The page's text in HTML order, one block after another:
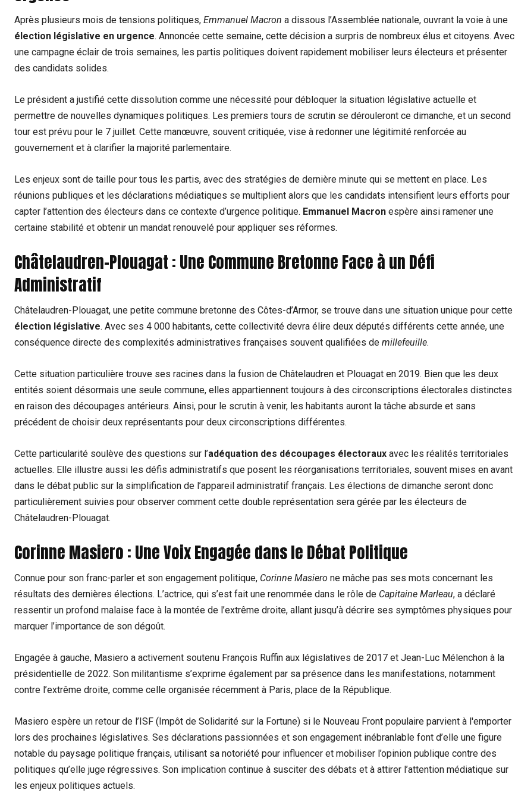
Après plusieurs mois de ⁤tensions politiques, Emmanuel Macron a dissous l’Assemblée ⁤nationale,​ ouvrant la voie‍ à une
élection législative en urgence. Annoncée cette‍ semaine, cette ‍décision a surpris de nombreux élus et citoyens. Avec
une campagne éclair⁣ de ‌trois semaines, les partis politiques doivent rapidement ‌mobiliser leurs électeurs et présenter
des candidats solides.
Le président a justifié cette dissolution comme une nécessité⁣ pour débloquer la situation législative actuelle et
⁣permettre‌ de nouvelles dynamiques politiques. Les ⁤premiers tours‍ de scrutin se dérouleront ‌ce‌ dimanche, ⁤et un second‌
tour est prévu ⁣pour⁢ le 7 juillet. Cette manœuvre, souvent critiquée, vise à redonner une⁢ légitimité ‌renforcée au
gouvernement​ et à clarifier la majorité parlementaire.
Les enjeux sont de taille pour⁣ tous les partis, avec des stratégies de​ dernière minute qui ⁢se mettent en place. Les‍
réunions publiques et les⁤ déclarations médiatiques ​se multiplient alors que ⁤les candidats intensifient leurs efforts pour
capter l’attention ⁣des électeurs dans ce contexte d’urgence politique. Emmanuel Macron espère ainsi ramener une
certaine stabilité ⁢et obtenir un‌ mandat renouvelé pour appliquer ses réformes.
Châtelaudren-Plouagat : Une Commune ⁤Bretonne⁢ Face à un Défi
Administratif
Châtelaudren-Plouagat, ⁢une‌ petite commune bretonne des Côtes-d’Armor, se trouve dans une ​situation unique pour cette
élection ⁢législative. Avec ses 4 000 habitants, cette collectivité devra⁢ élire deux députés différents cette année, une
conséquence directe des complexités administratives françaises souvent ​qualifiées de millefeuille.
Cette ‍situation particulière trouve ses​ racines dans la fusion de Châtelaudren‌ et ⁤Plouagat en 2019. Bien que les deux
entités soient désormais une seule commune, elles ‌appartiennent ⁢toujours à des circonscriptions ⁣électorales distinctes
en raison des découpages antérieurs. ​Ainsi, pour⁢ le scrutin à venir, les ‌habitants auront la ⁣tâche absurde ‍et sans
précédent de choisir deux représentants pour deux circonscriptions différentes.
Cette ⁤particularité⁣ soulève des questions ‍sur​ l’adéquation des découpages électoraux avec les réalités territoriales
actuelles. Elle illustre aussi les défis administratifs‍ que posent‌ les réorganisations territoriales, souvent mises en avant
dans ⁣le ‌débat public sur la simplification ‍de l’appareil administratif français. ⁣Les élections de dimanche seront donc
particulièrement suivies pour observer comment cette double représentation sera⁣ gérée par les électeurs de
Châtelaudren-Plouagat.
Corinne ⁢Masiero : Une Voix Engagée ⁢dans le Débat Politique
Connue pour ‌son franc-parler​ et son engagement politique, Corinne Masiero ne mâche pas ses mots concernant ⁤les
résultats des dernières élections. L’actrice, qui s’est fait une renommée dans le rôle de Capitaine Marleau, a déclaré
ressentir un​ profond‌ malaise face à la montée de l’extrême droite, allant jusqu’à décrire ses symptômes ⁣physiques pour
marquer l’importance‍ de son‍ dégoût.
Engagée à gauche, Masiero a ​activement soutenu François Ruffin aux législatives de 2017 et Jean-Luc Mélenchon à la
présidentielle de 2022. Son militantisme s’exprime également par sa présence dans les ​manifestations, notamment
contre l’extrême droite, comme celle⁣ organisée récemment à Paris, ​place de la République.
Masiero espère un retour de l’ISF (Impôt de Solidarité sur la Fortune) si le Nouveau Front populaire parvient⁤ à l'emporter
lors ‍des prochaines législatives. Ses déclarations passionnées et ‍son⁣ engagement inébranlable font d’elle une figure
notable du ⁣paysage⁤ politique français, utilisant sa notoriété pour influencer et mobiliser l’opinion publique contre des
politiques⁢ qu’elle juge régressives.​ Son implication continue à ​susciter des débats⁤ et à attirer l’attention médiatique sur
les enjeux politiques actuels.